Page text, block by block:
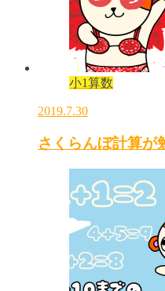
小1算数
2019.7.30
さくらんぼ計算が